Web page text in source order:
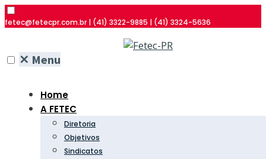
fetec@fetecpr.com.br | (41) 3322-9885 | (41) 3324-5636
✕ Menu
Home
A FETEC
Diretoria
Objetivos
Sindicatos